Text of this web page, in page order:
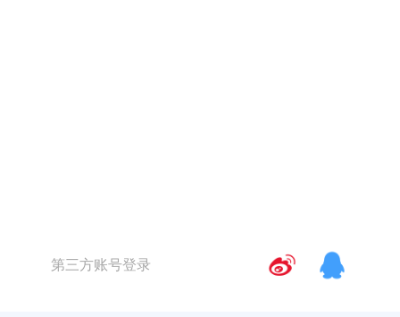
第三方账号登录